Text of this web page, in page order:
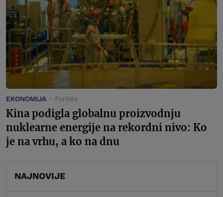
EKONOMIJA Forbes
Kina podigla globalnu proizvodnju
nuklearne energije na rekordni nivo: Ko
je na vrhu, a ko na dnu
NAJNOVIJE